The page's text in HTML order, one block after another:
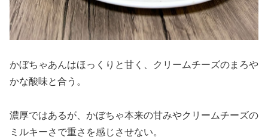
かぼちゃあんはほっくりと甘く、クリームチーズのまろや
かな酸味と合う。
濃厚ではあるが、かぼちゃ本来の甘みやクリームチーズの
ミルキーさで重さを感じさせない。